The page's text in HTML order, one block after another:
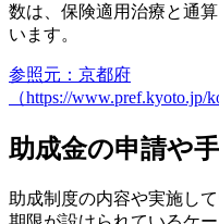
数は、保険適用治療と通
います。
参照元：京都府
（https://www.pref.kyoto.jp/
助成金の申請や
助成制度の内容や実施し